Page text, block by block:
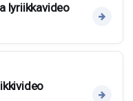
lyriikkavideo